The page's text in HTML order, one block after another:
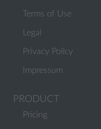
Terms of Use
Legal
Privacy Policy
Impressum
PRODUCT
Pricing